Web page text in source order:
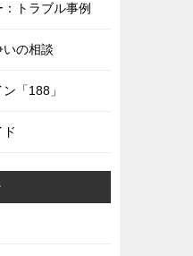
トラブル事例
の相談
「188」